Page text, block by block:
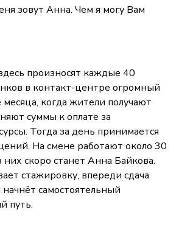
зовут Анна. Чем я могу Вам
произносят каждые 40
в контакт-центре огромный
месяца, когда жители получают
суммы к оплате за
Тогда за день принимается
На смене работают около 30
скоро станет Анна Байкова.
стажировку, впереди сдача
самостоятельный
путь.